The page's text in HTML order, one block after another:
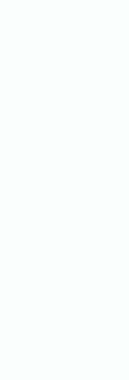
12.00-16.00
Korsør.